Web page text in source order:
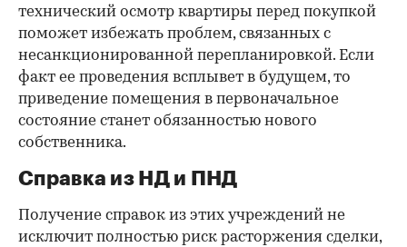
технический осмотр квартиры перед покупкой
поможет избежать проблем, связанных с
несанкционированной перепланировкой. Если
факт ее проведения всплывет в будущем, то
приведение помещения в первоначальное
состояние станет обязанностью нового
собственника.
Справка из НД и ПНД
Получение справок из этих учреждений не
исключит полностью риск расторжения сделки,